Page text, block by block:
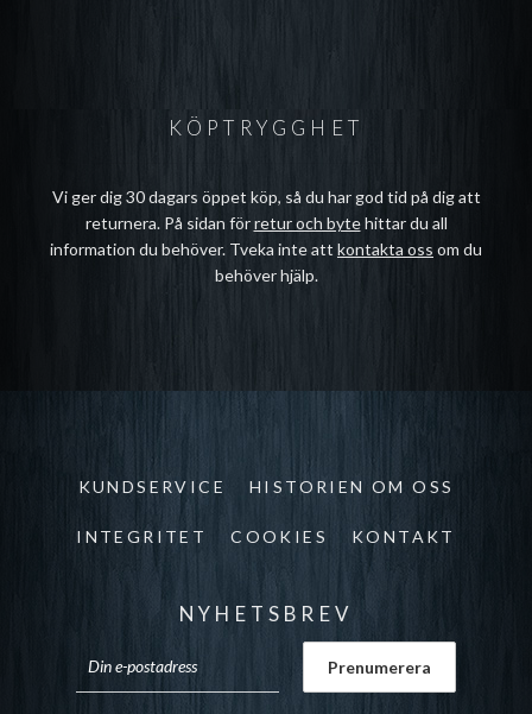
KÖPTRYGGHET
Vi ger dig 30 dagars öppet köp, så du har god tid på dig att
returnera. På sidan förretur och bytehittar du all
information du behöver. Tveka inte att kontakta oss om du
behöver hjälp.
KUNDSERVICE HISTORIEN OM OSS
INTEGRITET COOKIES KONTAKT
NYHETSBREV